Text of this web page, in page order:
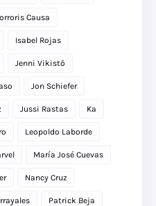
Causa
Isabel Rojas
Jenni Vikistö
Jon Schiefer
Jussi Rastas Ka
Leopoldo Laborde
María José Cuevas
Nancy Cruz
Patrick Beja